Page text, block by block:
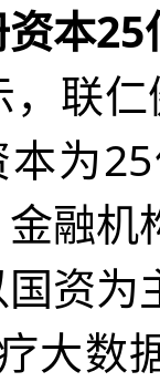
本25
联仁
为
融机
资为
大数